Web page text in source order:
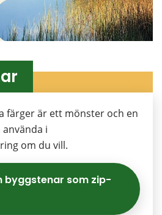
färger är ett mönster och en
i
om du vill.
byggstenar som zip-